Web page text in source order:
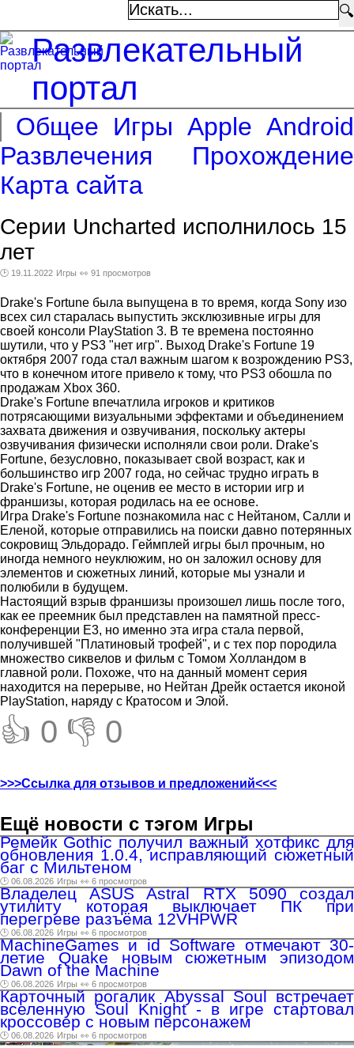
🔍
Развлекательный
портал
Общее Игры Apple Android
Развлечения
Прохождение
Карта сайта
Серии Uncharted исполнилось 15
лет
🕑 19.11.2022 Игры 👀 91 просмотров
Drake's Fortune была выпущена в то время, когда Sony изо
всех сил старалась выпустить эксклюзивные игры для
своей консоли PlayStation 3. В те времена постоянно
шутили, что у PS3 "нет игр". Выход Drake's Fortune 19
октября 2007 года стал важным шагом к возрождению PS3,
что в конечном итоге привело к тому, что PS3 обошла по
продажам Xbox 360.
Drake's Fortune впечатлила игроков и критиков
потрясающими визуальными эффектами и объединением
захвата движения и озвучивания, поскольку актеры
озвучивания физически исполняли свои роли. Drake's
Fortune, безусловно, показывает свой возраст, как и
большинство игр 2007 года, но сейчас трудно играть в
Drake's Fortune, не оценив ее место в истории игр и
франшизы, которая родилась на ее основе.
Игра Drake's Fortune познакомила нас с Нейтаном, Салли и
Еленой, которые отправились на поиски давно потерянных
сокровищ Эльдорадо. Геймплей игры был прочным, но
иногда немного неуклюжим, но он заложил основу для
элементов и сюжетных линий, которые мы узнали и
полюбили в будущем.
Настоящий взрыв франшизы произошел лишь после того,
как ее преемник был представлен на памятной пресс-
конференции E3, но именно эта игра стала первой,
получившей "Платиновый трофей", и с тех пор породила
множество сиквелов и фильм с Томом Холландом в
главной роли. Похоже, что на данный момент серия
находится на перерыве, но Нейтан Дрейк остается иконой
PlayStation, наряду с Кратосом и Элой.
👍 0 👎 0
>>>Ссылка для отзывов и предложений<<<
Ещё новости с тэгом Игры
Ремейк Gothic получил важный хотфикс для
обновления 1.0.4, исправляющий сюжетный
баг с Мильтеном
🕑 06.08.2026 Игры 👀 6 просмотров
Владелец ASUS Astral RTX 5090 создал
утилиту которая выключает ПК при
перегреве разъёма 12VHPWR
🕑 06.08.2026 Игры 👀 6 просмотров
MachineGames и id Software отмечают 30-
летие Quake новым сюжетным эпизодом
Dawn of the Machine
🕑 06.08.2026 Игры 👀 6 просмотров
Карточный рогалик Abyssal Soul встречает
вселенную Soul Knight - в игре стартовал
кроссовер с новым персонажем
🕑 06.08.2026 Игры 👀 6 просмотров